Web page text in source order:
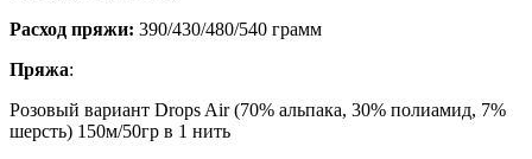
Расход пряжи: 390/430/480/540 грамм
Пряжа:
Розовый вариант Drops Air(70% альпака, 30% полиамид, 7%
шерсть) 150м/50гр в 1 нить